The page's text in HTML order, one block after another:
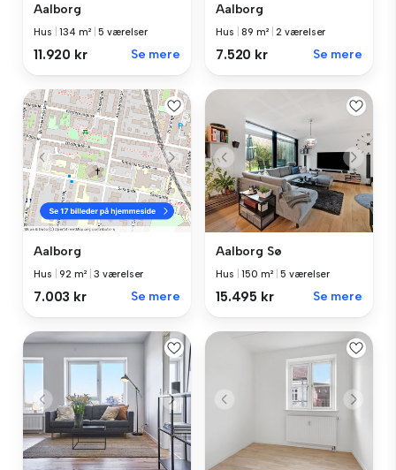
Aalborg
Hus |134 m² |5 værelser
11.920 kr Se mere
Aalborg
Hus |89 m² |2 værelser
7.520 kr Se mere
Aalborg
Hus |92 m² |3 værelser
7.003 kr Se mere
Aalborg Sø
Hus |150 m² |5 værelser
15.495 kr Se mere